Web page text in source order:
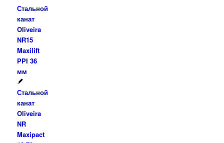
Стальной
канат
Oliveira
NR15
Maxilift
PPI 36
мм
Стальной
канат
Oliveira
NR
Maxipact